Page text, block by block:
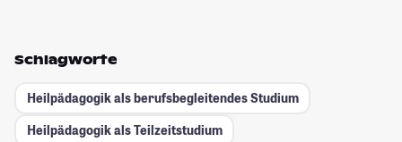
Schlagworte
Heilpädagogik als berufsbegleitendes Studium
Heilpädagogik als Teilzeitstudium